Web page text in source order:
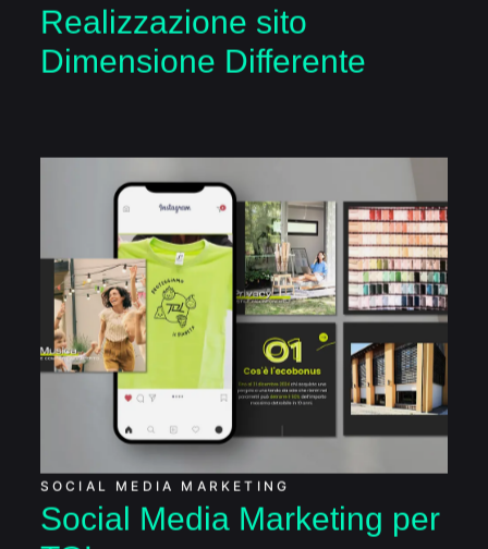
Dimensione Differente
Social Media
Marketing per TOL
Social Media Marketing per
TOL